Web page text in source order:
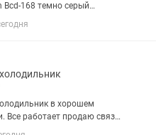
Bcd-168 темно серый
глубина 47см высота
полтора года назад, в
свою цену
в хорошем
Все работает продаю связи